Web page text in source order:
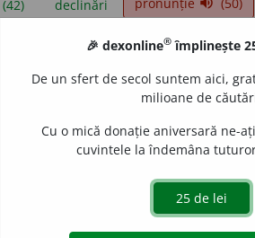
declinări
sunt compilate de echipa
reordona filele pe pagina de
surse
masculin, substantiv masculin
🎉 dexonline® împlinește
De un sfert de secol suntem aici,
milioane de
Cu o mică donație aniversară ne-
cuvintele la îndemâna